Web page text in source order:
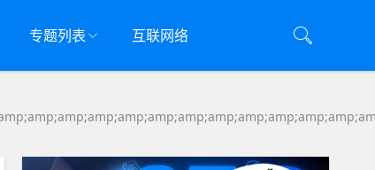
专题列表 互联网络